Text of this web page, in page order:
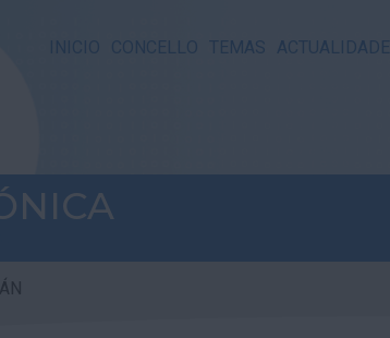
INICIO CONCELLO TEMAS ACTUALIDADE